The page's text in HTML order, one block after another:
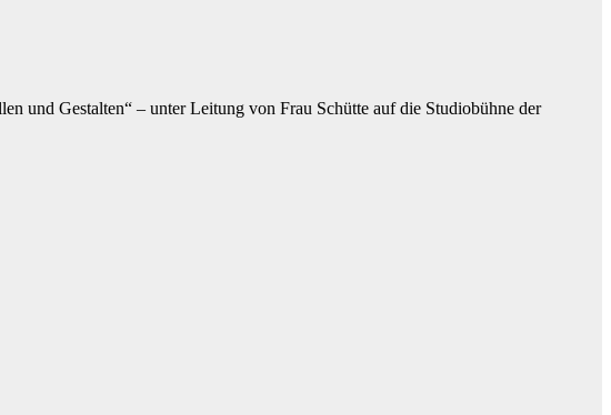
und Gestalten“ – unter Leitung von Frau Schütte auf die Studiobühne der